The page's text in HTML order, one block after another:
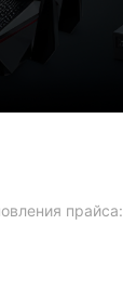
прайса: